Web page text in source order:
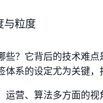
与粒度
些？它背后的技术难
体系的设定尤为关键
运营、算法多方面的